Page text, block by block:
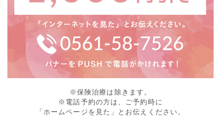
※保険治療は除きます。
※電話予約の方は、ご予約時に
「ホームページを見た」とお伝えください。